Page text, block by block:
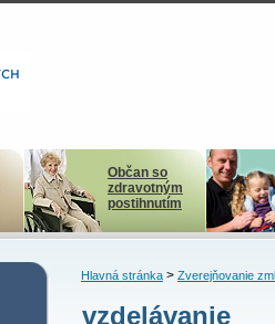
Občan so
zdravotným
postihnutím
Hlavná stránka> Zverejňovanie
vzdelávanie